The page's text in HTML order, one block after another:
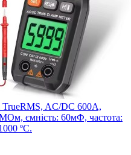
TrueRMS, AC/DC 600A,
ємність: 60мФ, частота:
ºС.